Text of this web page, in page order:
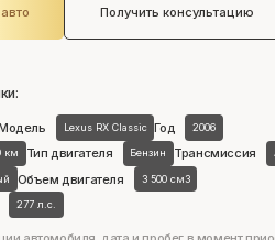
Получить консультацию
Lexus RX Classic Год 2006
км Тип двигателя Бензин Трансмиссия
Объем двигателя 3 500 см3
277 л.с.